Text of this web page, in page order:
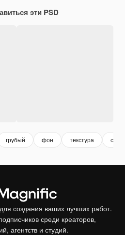
эти PSD
грубый фон текстура
создания ваших лучших работ.
среди креаторов,
агентств и студий.